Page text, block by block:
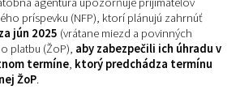
príspevku (NFP), ktorí plánujú zahrnúť
jún 2025 (vrátane miezd a povinných
platbu (ŽoP), aby zabezpečili ich úhradu v
termíne, ktorý predchádza termínu
ŽoP.